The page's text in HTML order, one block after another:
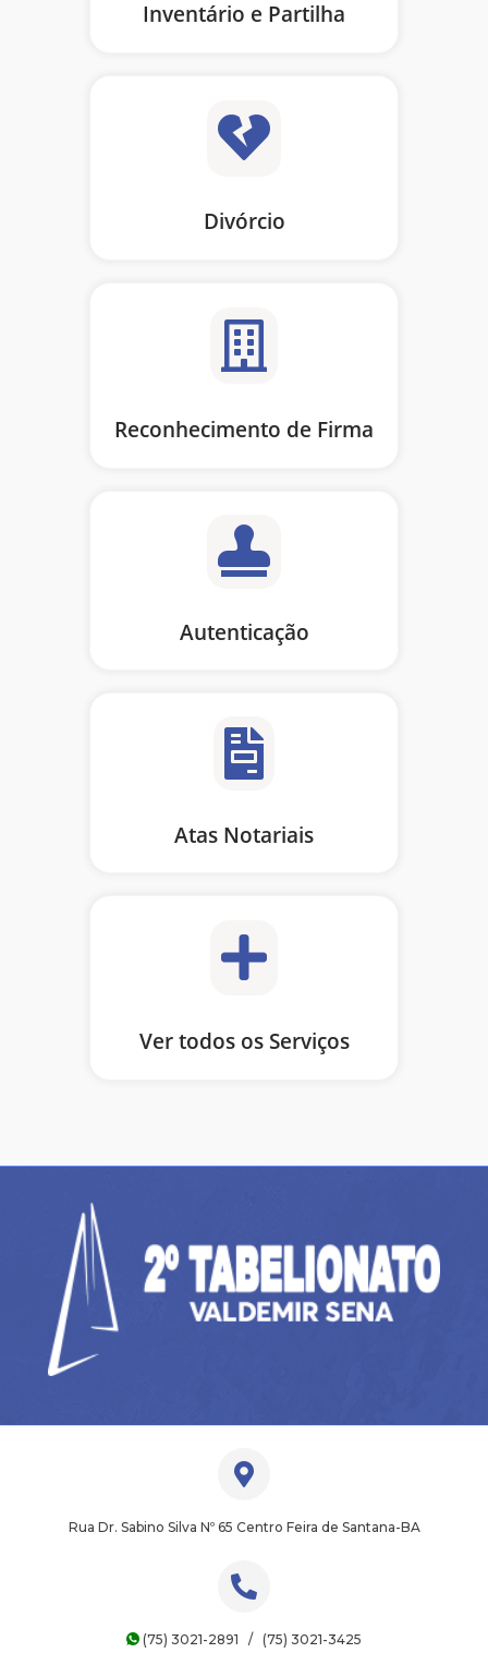
Inventário e Partilha
Divórcio
Reconhecimento de Firma
Autenticação
Atas Notariais
Ver todos os Serviços
Rua Dr. Sabino Silva Nº 65 Centro Feira de Santana-BA
(75) 3021-2891 / (75) 3021-3425